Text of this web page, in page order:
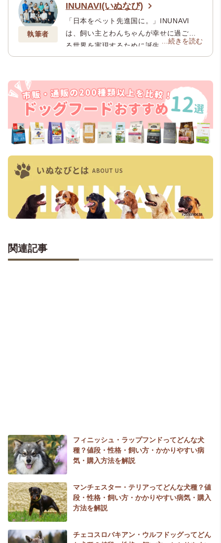
執筆者
INUNAVI(いぬなび)
「日本をペット先進国に。」INUNAVI
は、飼い主とわんちゃんが幸せに過ごせ
る世界を実現するために誕生。 執筆者は
ペットフード安全管理者、犬の管理栄養
格を保有。獣医師・ドッグトレーナーな
ど専門家監修のもと、犬好きのメンバー
が毎日読みたくなるコンテンツを毎日更
新中♩おすすめドッグフードランキング
は1,000名規模の口コミ評価や成分の安全
性を検証し、辛口に採点。リアルな情報
にこだわっています。独自アンケート調
査はこちら
…続きを読む
関連記事
フィニッシュ・ラップフンドってどんな犬
種？値段・性格・飼い方・かかりやすい病
気・購入方法を解説
マンチェスター・テリアってどんな犬種？値
段・性格・飼い方・かかりやすい病気・購入
方法を解説
チェコスロバキアン・ウルフドッグってどん